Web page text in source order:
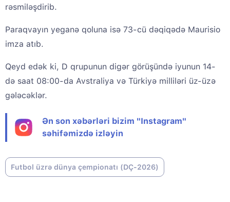
rəsmiləşdirib.
Paraqvayın yeganə qoluna isə 73-cü dəqiqədə Maurisio
imza atıb.
Qeyd edək ki, D qrupunun digər görüşündə iyunun 14-
də saat 08:00-da Avstraliya və Türkiyə milliləri üz-üzə
gələcəklər.
Ən son xəbərləri bizim "Instagram"
səhifəmizdə izləyin
Futbol üzrə dünya çempionatı (DÇ-2026)